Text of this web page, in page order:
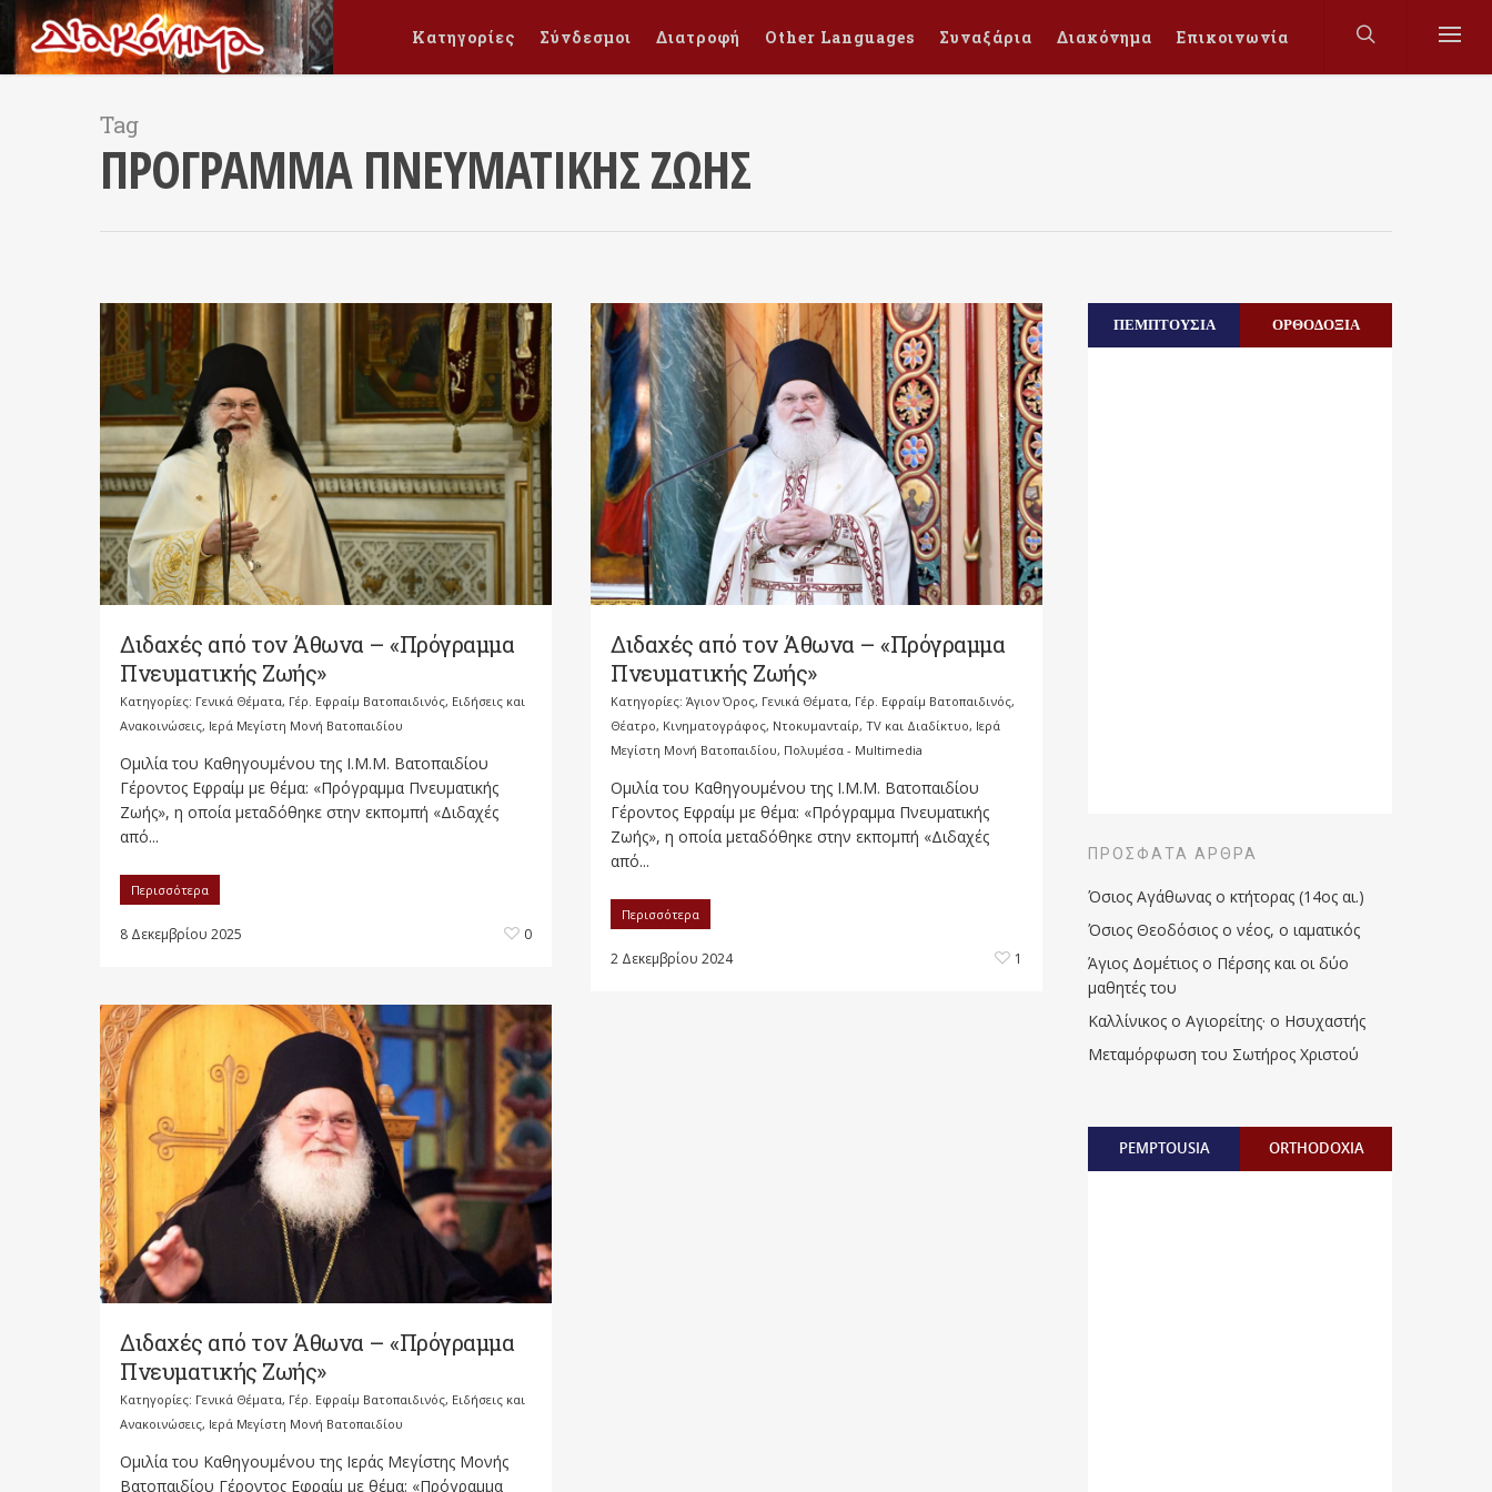
Κατηγορίες Σύνδεσμοι Διατροφή Other Languages Συναξάρια Διακόνημα Επικοινωνία
Tag
ΠΡΟΓΡΑΜΜΑ ΠΝΕΥΜΑΤΙΚΗΣ ΖΩΗΣ
Διδαχές από τον Άθωνα – «Πρόγραμμα
Πνευματικής Ζωής»
Κατηγορίες: Γενικά Θέματα, Γέρ. Εφραίμ Βατοπαιδινός, Ειδήσεις και
Ανακοινώσεις, Ιερά Μεγίστη Μονή Βατοπαιδίου
Ομιλία του Καθηγουμένου της Ι.Μ.Μ. Βατοπαιδίου
Γέροντος Εφραίμ με θέμα: «Πρόγραμμα Πνευματικής
Ζωής», η οποία μεταδόθηκε στην εκπομπή «Διδαχές
από...
Περισσότερα
8 Δεκεμβρίου 2025 0
Διδαχές από τον Άθωνα – «Πρόγραμμα
Πνευματικής Ζωής»
Κατηγορίες: Άγιον Όρος, Γενικά Θέματα, Γέρ. Εφραίμ Βατοπαιδινός,
Θέατρο, Κινηματογράφος, Ντοκυμανταίρ, TV και Διαδίκτυο, Ιερά
Μεγίστη Μονή Βατοπαιδίου, Πολυμέσα - Multimedia
Ομιλία του Καθηγουμένου της Ι.Μ.Μ. Βατοπαιδίου
Γέροντος Εφραίμ με θέμα: «Πρόγραμμα Πνευματικής
Ζωής», η οποία μεταδόθηκε στην εκπομπή «Διδαχές
από...
Περισσότερα
2 Δεκεμβρίου 2024 1
Διδαχές από τον Άθωνα – «Πρόγραμμα
Πνευματικής Ζωής»
Κατηγορίες: Γενικά Θέματα, Γέρ. Εφραίμ Βατοπαιδινός, Ειδήσεις και
Ανακοινώσεις, Ιερά Μεγίστη Μονή Βατοπαιδίου
Ομιλία του Καθηγουμένου της Ιεράς Μεγίστης Μονής
Βατοπαιδίου Γέροντος Εφραίμ με θέμα: «Πρόγραμμα
ΠΕΜΠΤΟΥΣΙΑ ΟΡΘΟΔΟΞΙΑ
ΠΡΌΣΦΑΤΑ ΆΡΘΡΑ
Όσιος Αγάθωνας ο κτήτορας (14ος αι.)
Όσιος Θεοδόσιος ο νέος, ο ιαματικός
Άγιος Δομέτιος ο Πέρσης και οι δύο
μαθητές του
Καλλίνικος ο Αγιορείτης · ο Ησυχαστής
Μεταμόρφωση του Σωτήρος Χριστού
PEMPTOUSIA ORTHODOXIA